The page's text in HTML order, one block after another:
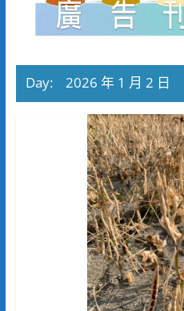
Day: 2026 年 1 月 2 日